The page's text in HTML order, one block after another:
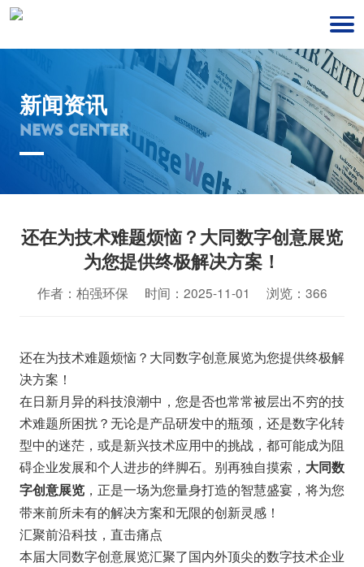
新闻资讯
NEWS CENTER
还在为技术难题烦恼？大同数字创意展览
为您提供终极解决方案！
作者：柏强环保 时间：2025-11-01 浏览：366
还在为技术难题烦恼？大同数字创意展览为您提供终极解
决方案！
在日新月异的科技浪潮中，您是否也常常被层出不穷的技
术难题所困扰？无论是产品研发中的瓶颈，还是数字化转
型中的迷茫，或是新兴技术应用中的挑战，都可能成为阻
碍企业发展和个人进步的绊脚石。别再独自摸索， 大同数
字创意展览，正是一场为您量身打造的智慧盛宴，将为您
带来前所未有的解决方案和无限的创新灵感！
汇聚前沿科技，直击痛点
本届大同数字创意展览汇聚了国内外顶尖的数字技术企业